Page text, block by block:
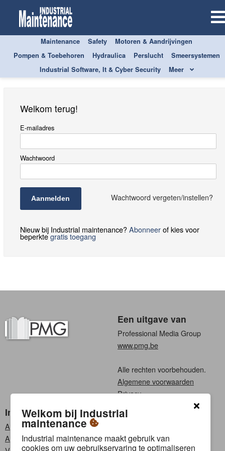
Maintenance Safety
Motoren & Aandrijvingen
Pompen & Toebehoren
Hydraulica Perslucht
Smeersystemen
Industrial Software, It & Cyber Security
Meer
Aanmelden
Welkom terug!
E-mailadres
Wachtwoord
Aanmelden Wachtwoord vergeten/instellen?
Nieuw bij Industrial maintenance?Abonneerof kies voor
beperktegratis toegang
Een uitgave van
Professional Media Group
www.pmg.be
Alle rechten voorbehouden.
Algemene voorwaarden
Privacy
Industrial maintenance
Abonneren
Adverteren
Kies een taal
Frans
Welkom bij Industrial
maintenance
Industrial maintenance maakt gebruik van
cookies om uw gebruikservaring te optimaliseren